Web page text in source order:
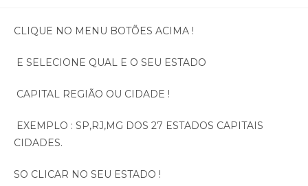
CLIQUE NO MENU BOTÕES ACIMA !
E SELECIONE QUAL E O SEU ESTADO
CAPITAL REGIÃO OU CIDADE !
EXEMPLO : SP,RJ,MG DOS 27 ESTADOS CAPITAIS
CIDADES.
SO CLICAR NO SEU ESTADO !